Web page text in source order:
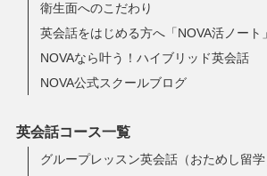
衛生面へのこだわり
英会話をはじめる方へ「NOVA活ノート」
NOVAなら叶う！ハイブリッド英会話
NOVA公式スクールブログ
英会話コース一覧
グループレッスン英会話（おためし留学